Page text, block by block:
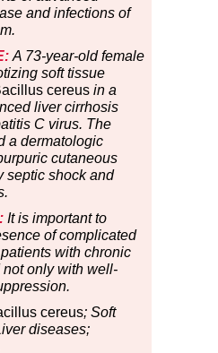
and infections of
A 73-year-old female
soft tissue
cereus in a
liver cirrhosis
C virus. The
a dermatologic
cutaneous
septic shock and
It is important to
of complicated
with chronic
only with well-
cereus; Soft
diseases;